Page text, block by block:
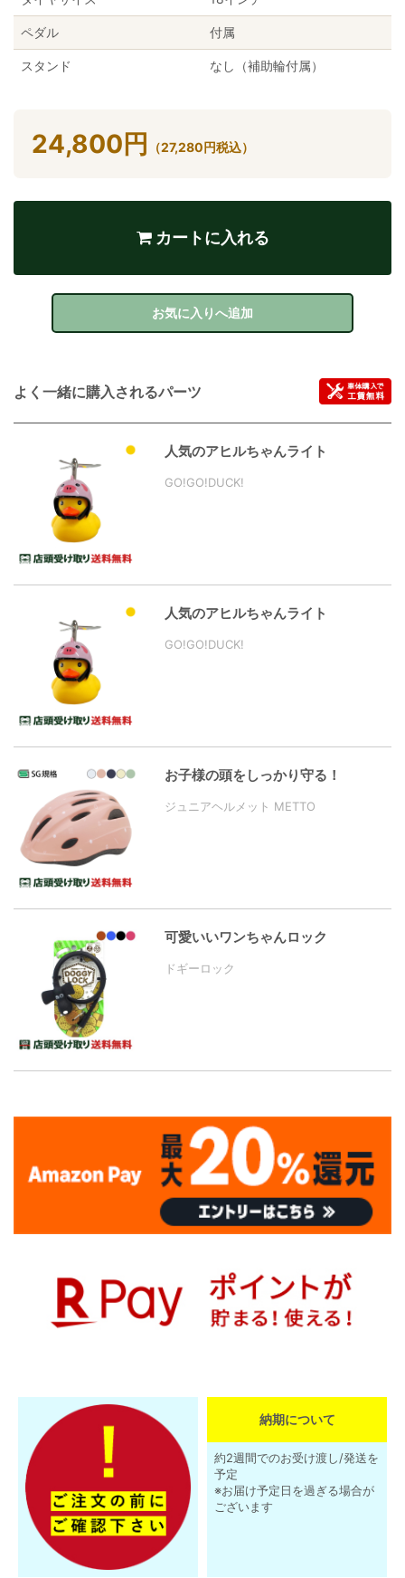
ペダル 付属
スタンド なし（補助輪付属）
24,800 円 （27,280円税込）
カートに入れる
お気に入りへ追加
よく一緒に購入されるパーツ
人気のアヒルちゃんライト
GO!GO!DUCK!
人気のアヒルちゃんライト
GO!GO!DUCK!
お子様の頭をしっかり守る！
ジュニアヘルメット METTO
可愛いいワンちゃんロック
ドギーロック
納期について
約2週間でのお受け渡し/発送を
予定
※お届け予定日を過ぎる場合が
ございます